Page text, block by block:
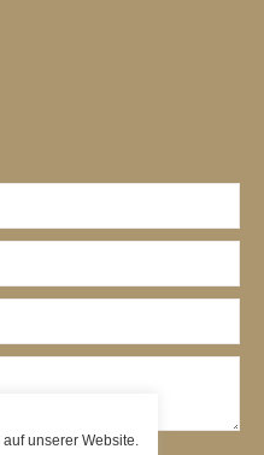
unserer Website.